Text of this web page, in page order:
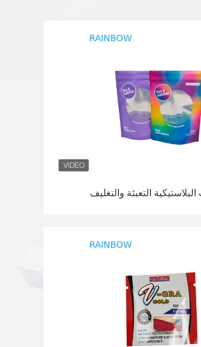
البلاستيكية التعبئة والتغليف